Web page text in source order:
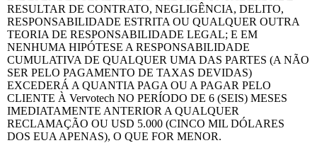
RESULTAR DE CONTRATO, NEGLIGÊNCIA, DELITO,
RESPONSABILIDADE ESTRITA OU QUALQUER OUTRA
TEORIA DE RESPONSABILIDADE LEGAL; E EM
NENHUMA HIPÓTESE A RESPONSABILIDADE
CUMULATIVA DE QUALQUER UMA DAS PARTES (A NÃO
SER PELO PAGAMENTO DE TAXAS DEVIDAS)
EXCEDERÁ A QUANTIA PAGA OU A PAGAR PELO
CLIENTE À Vervotech NO PERÍODO DE 6 (SEIS) MESES
IMEDIATAMENTE ANTERIOR A QUALQUER
RECLAMAÇÃO OU USD 5.000 (CINCO MIL DÓLARES
DOS EUA APENAS), O QUE FOR MENOR.